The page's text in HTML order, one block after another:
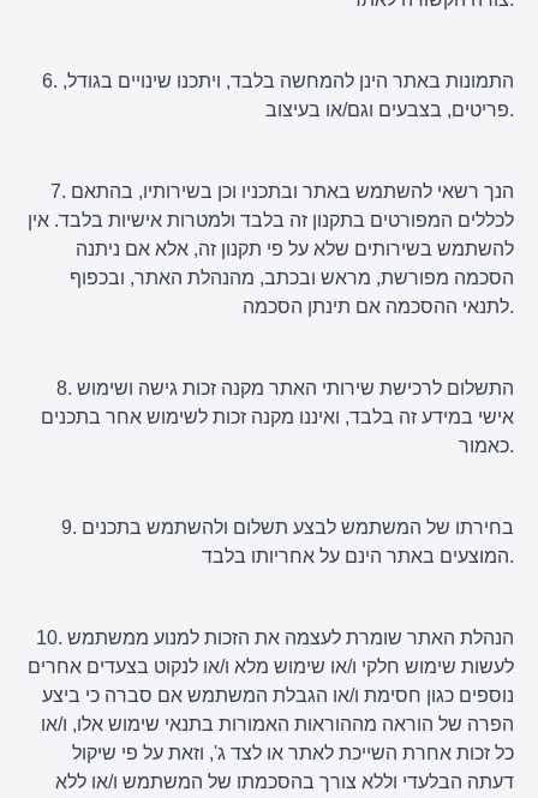
6. התמונות באתר הינן להמחשה בלבד, ויתכנו שינויים בגודל,
פריטים, בצבעים וגם/או בעיצוב.
7. הנך רשאי להשתמש באתר ובתכניו וכן בשירותיו, בהתאם
לכללים המפורטים בתקנון זה בלבד ולמטרות אישיות בלבד. אין
להשתמש בשירותים שלא על פי תקנון זה, אלא אם ניתנה
הסכמה מפורשת, מראש ובכתב, מהנהלת האתר, ובכפוף
לתנאי ההסכמה אם תינתן הסכמה.
8. התשלום לרכישת שירותי האתר מקנה זכות גישה ושימוש
אישי במידע זה בלבד, ואיננו מקנה זכות לשימוש אחר בתכנים
כאמור.
9. בחירתו של המשתמש לבצע תשלום ולהשתמש בתכנים
המוצעים באתר הינם על אחריותו בלבד.
10. הנהלת האתר שומרת לעצמה את הזכות למנוע ממשתמש
לעשות שימוש חלקי ו/או שימוש מלא ו/או לנקוט בצעדים אחרים
נוספים כגון חסימת ו/או הגבלת המשתמש אם סברה כי ביצע
הפרה של הוראה מההוראות האמורות בתנאי שימוש אלו, ו/או
כל זכות אחרת השייכת לאתר או לצד ג', וזאת על פי שיקול
דעתה הבלעדי וללא צורך בהסכמתו של המשתמש ו/או ללא